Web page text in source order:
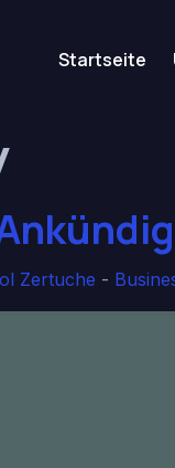
Startseite
Zertuche -